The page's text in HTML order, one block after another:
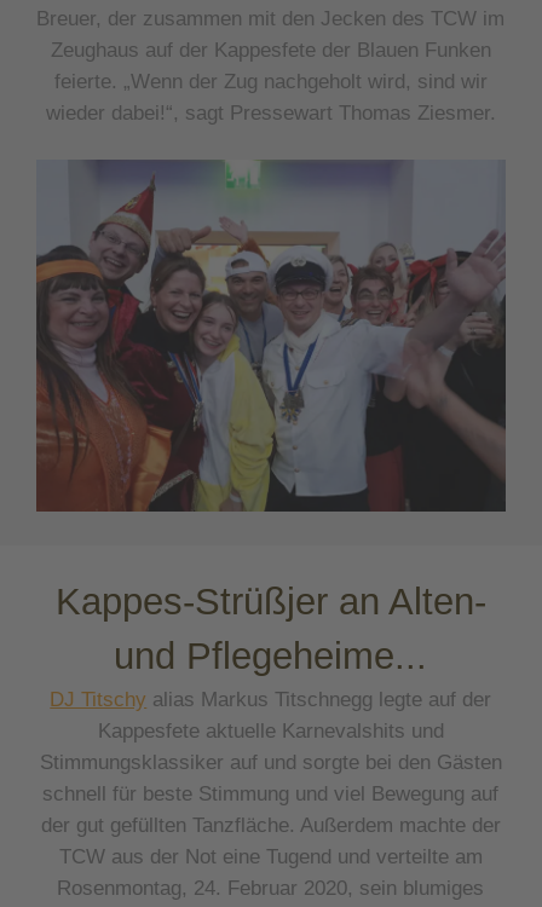
Breuer, der zusammen mit den Jecken des TCW im
Zeughaus auf der Kappesfete der Blauen Funken
feierte. „Wenn der Zug nachgeholt wird, sind wir
wieder dabei!“, sagt Pressewart Thomas Ziesmer.
Kappes-Strüßjer an Alten-
und Pflegeheime...
DJ Titschy alias Markus Titschnegg legte auf der
Kappesfete aktuelle Karnevalshits und
Stimmungsklassiker auf und sorgte bei den Gästen
schnell für beste Stimmung und viel Bewegung auf
der gut gefüllten Tanzfläche. Außerdem machte der
TCW aus der Not eine Tugend und verteilte am
Rosenmontag, 24. Februar 2020, sein blumiges